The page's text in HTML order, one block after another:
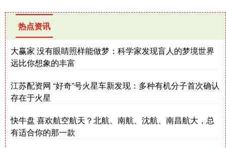
热点资讯
大赢家 没有眼睛照样能做梦：科学家发现盲人的梦境世界
远比你想象的丰富
江苏配资网 “好奇”号火星车新发现：多种有机分子首次确认
存在于火星
快牛盘 喜欢航空航天？北航、南航、沈航、南昌航大，总
有适合你的那一款